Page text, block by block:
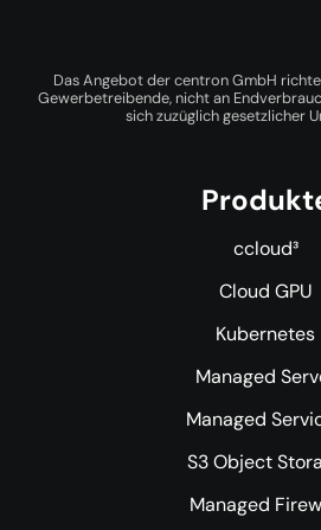
Das Angebot der centron GmbH
Gewerbetreibende, nicht an
sich zuzüglich gesetzlicher
ccloud³
Cloud GPU
Kubernetes
Managed
Managed
S3 Object
Managed